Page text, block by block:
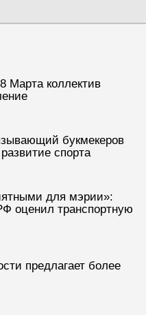
Марта коллектив
букмекеров
спорта
для мэрии»:
оценил транспортную
предлагает более